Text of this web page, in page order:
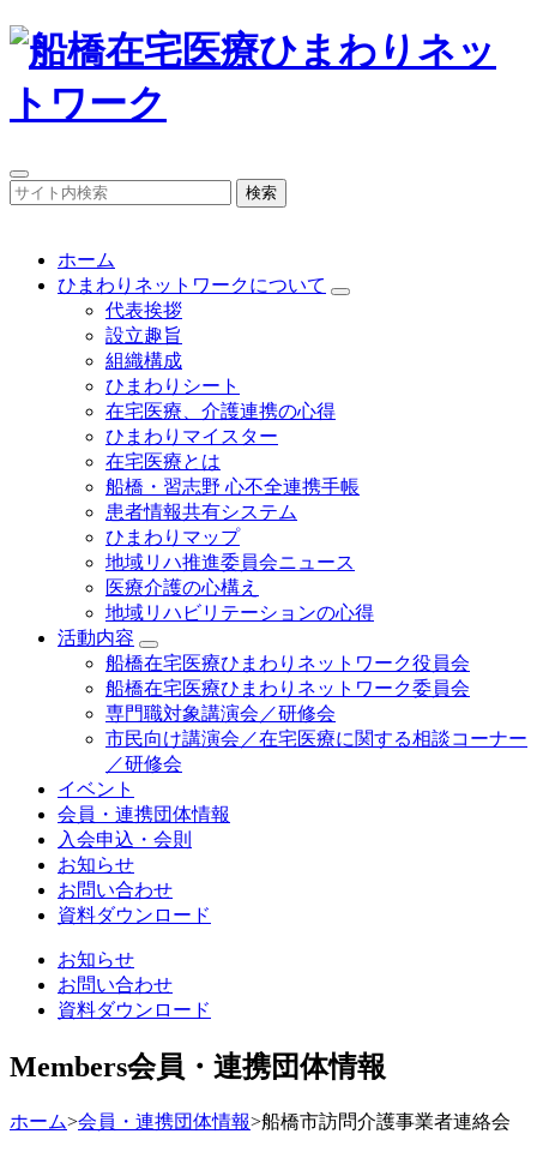
検索
ホーム
ひまわりネットワークについて
代表挨拶
設立趣旨
組織構成
ひまわりシート
在宅医療、介護連携の心得
ひまわりマイスター
在宅医療とは
船橋・習志野 心不全連携手帳
患者情報共有システム
ひまわりマップ
地域リハ推進委員会ニュース
医療介護の心構え
地域リハビリテーションの心得
活動内容
船橋在宅医療ひまわりネットワーク役員会
船橋在宅医療ひまわりネットワーク委員会
専門職対象講演会／研修会
市民向け講演会／在宅医療に関する相談コーナー
／研修会
イベント
会員・連携団体情報
入会申込・会則
お知らせ
お問い合わせ
資料ダウンロード
お知らせ
お問い合わせ
資料ダウンロード
Members会員・連携団体情報
ホーム>会員・連携団体情報>船橋市訪問介護事業者連絡会